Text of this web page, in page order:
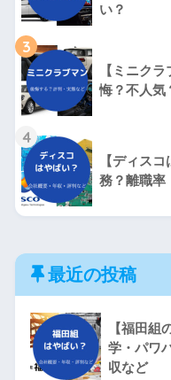
い？
3
【ミニク
悔？不人気
4
【ディス
務？離職率
最近の投稿
【福田組
学・パワ
収など